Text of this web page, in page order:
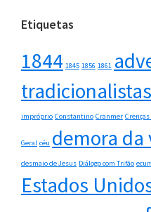
Etiquetas
1844 1845 1856 1861
tradicionalistas
impróprio Constantino Cranmer
Geral céu demora da
desmaio de Jesus Diálogo com Trifão
Estados